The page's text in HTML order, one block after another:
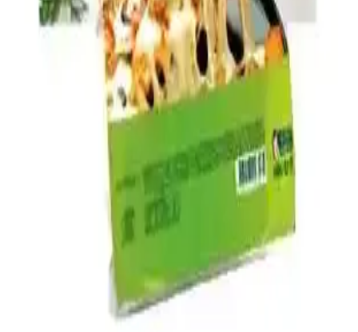
Ev Yapımı 1 Dolarlık Yumurta ve Peynirli Hot
Pocket Tarifi ve Hazırlama Yöntemleri
Ev yapımı yumurta ve peynirli hot pocket, düşük maliyeti ve pratik
hazırlanışıyla sağlıklı ve besleyici bir alternatif sunar. Kolay hamur
yapımı ve zengin iç malzemelerle evde hızlıca hazırlanabilir.
Galactago Süt Ürünleri: Doğal ve Yüksek Kalite
Standartlarıyla Sağlıklı Beslenme Seçenekleri
Galactago, doğal içeriklerle üretilen süt, yoğurt, peynir ve tereyağı
ile sağlıklı ve hijyenik ürünler sunar, günlük beslenmede güvenle
Muratbey Mozzarella Peynirinin Piyasa Durumu ve
Ürün Özellikleri Analizi
Muratbey mozzarella peynirinin genel piyasa durumu, özellikleri ve
tüketici ilgisi hakkında kapsamlı analiz. Türkiye’deki peynir
piyasasındaki yerini ve talep artışını özetliyor.